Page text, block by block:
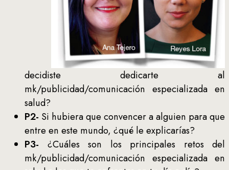
decidiste dedicarte al
mk/publicidad/comunicación especializada en
salud?
P2- Si hubiera que convencer a alguien para que
entre en este mundo, ¿qué le explicarías?
P3- ¿Cuáles son los principales retos del
mk/publicidad/comunicación especializada en